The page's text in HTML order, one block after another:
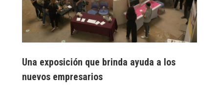
Una exposición que brinda ayuda a los
nuevos empresarios